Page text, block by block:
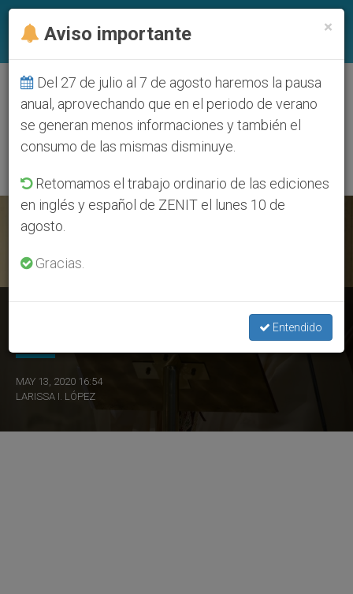
ETIQUETA
Posts Tagged ‘Casa
De Santa Marta’
ÚLTIMAS NOTICIAS
MAY 13, 2020 16:54
LARISSA I. LÓPEZ
×
Aviso importante
Del 27 de julio al 7 de agosto haremos la pausa
anual, aprovechando que en el periodo de verano
se generan menos informaciones y también el
consumo de las mismas disminuye.
Retomamos el trabajo ordinario de las ediciones
en inglés y español de ZENIT el lunes 10 de
agosto.
Gracias.
Entendido